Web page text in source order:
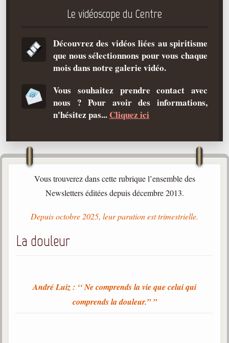
Qu'est-ce que c'est ?
Les bases du spiritisme
Philosophie
La doctrine d'Allan Kardec
Esprits
Les hommes
Les fondateurs
Allan Kardec
1846-1927
Gabriel Delanne
1857-1926
Divaldo Franco
Le vidéoscope du Centre
Découvrez des vidéos liées au spiritisme
que nous sélectionnons pour vous chaque
mois dans notre galerie vidéo.
Vous souhaitez prendre contact avec
nous ? Pour avoir des informations,
n'hésitez pas... Cliquez ici
Vous trouverez dans cette rubrique l’ensemble des
Newsletters éditées depuis décembre 2013.
Depuis octobre 2025, leur parution est trimestrielle.
La douleur
André Luiz : ‘‘ Ne comprends la vie que celui qui
comprends la douleur.” ”